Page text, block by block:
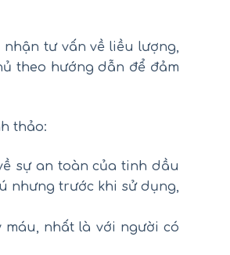
tư vấn về liều lượng,
theo hướng dẫn để đảm
thảo:
sự an toàn của tinh dầu
nhưng trước khi sử dụng,
máu, nhất là với người có